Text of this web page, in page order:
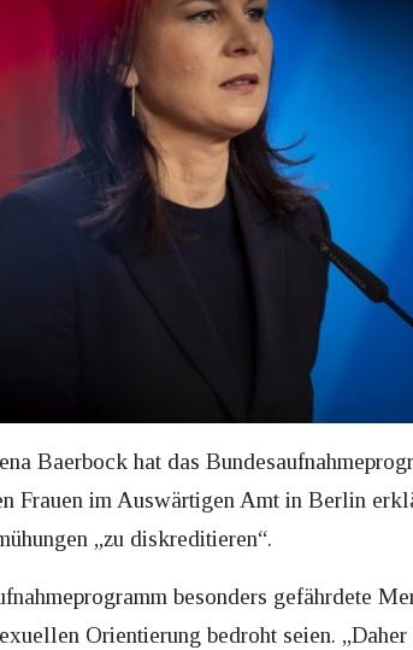
Baerbock hat das
Frauen im Auswärtigen Amt in Berlin
„zu diskreditieren“.
besonders gefährdete
Orientierung bedroht seien.